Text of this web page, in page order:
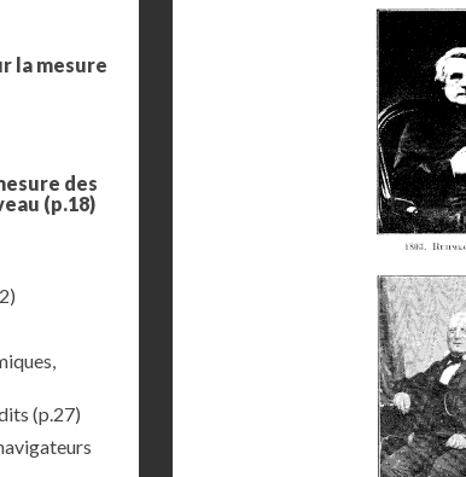
la mesure
des
(p.18)
(p.27)